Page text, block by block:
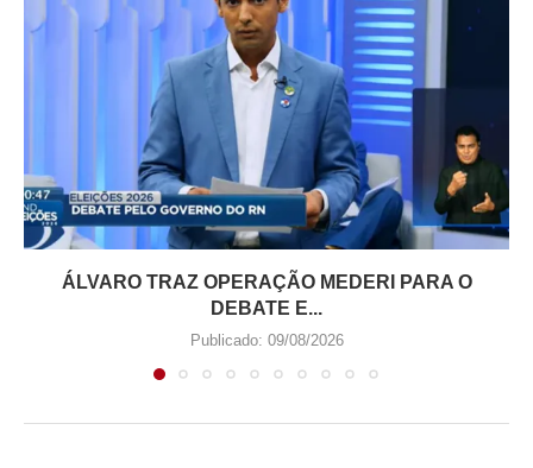
ÁLVARO TRAZ OPERAÇÃO MEDERI PARA O
DEBATE E...
Publicado: 09/08/2026